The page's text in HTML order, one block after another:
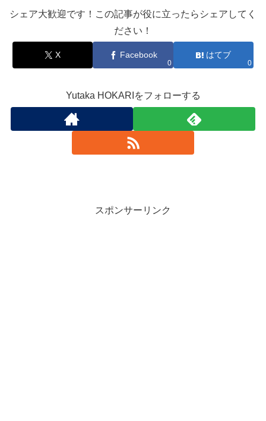
シェア大歓迎です！この記事が役に立ったらシェアしてく
ださい！
X Facebook
0
はてブ
0
Yutaka HOKARIをフォローする
スポンサーリンク